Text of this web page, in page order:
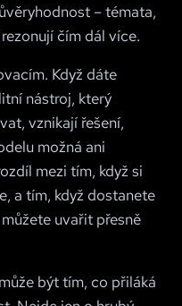
– témata,
čím dál více.
Když dáte
nástroj, který
vznikají řešení,
možná ani
mezi tím, když si
a tím, když dostanete
uvařit přesně
být tím, co přiláká